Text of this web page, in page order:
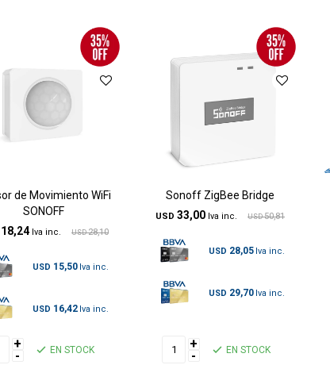
de Movimiento WiFi
SONOFF
18,24 USD 28,10
USD 15,50
USD 16,42
+
- EN STOCK
Sonoff ZigBee Bridge
USD 33,00 USD 50,81
USD 28,05
USD 29,70
+
- EN STOCK